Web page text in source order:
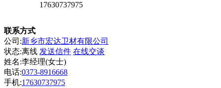
17630737975
联系方式
公司:新乡市宏达卫材有限公司
状态:离线 发送信件 在线交谈
姓名:李经理(女士)
电话:0373-8916668
手机:17630737975